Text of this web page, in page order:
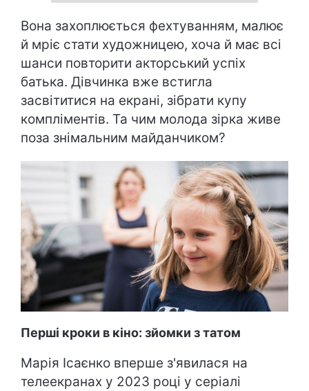
Вона захоплюється фехтуванням, малює
й мріє стати художницею, хоча й має всі
шанси повторити акторський успіх
батька. Дівчинка вже встигла
засвітитися на екрані, зібрати купу
компліментів. Та чим молода зірка живе
поза знімальним майданчиком?
Перші кроки в кіно: зйомки з татом
Марія Ісаєнко вперше з'явилася на
телеекранах у 2023 році у серіалі